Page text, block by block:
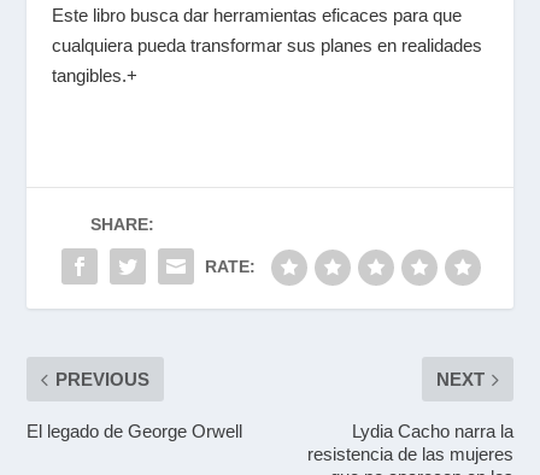
Este libro busca dar herramientas eficaces para que
cualquiera pueda transformar sus planes en realidades
tangibles.+
SHARE:
RATE:
PREVIOUS
El legado de George Orwell
NEXT
Lydia Cacho narra la
resistencia de las mujeres